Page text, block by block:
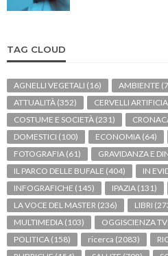
TAG CLOUD
AGNELLI VEGETALI (16) AMBIENTE
ATTUALITÀ (352) CERVELLI
COSTUME E SOCIETÀ (231)
DOMESTICI (100) ECONOMIA (64)
FOTOGRAFIA (61) GRAVIDANZA E
IL PARCO DELLE BUFALE (404) IN
INFOGRAFICHE (145) IPAZIA (131)
LA VOCE DEL MASTER (236) LIBRI
MULTIMEDIA (103) OGGISCIENZA TV
POLITICA (158) ricerca (2083)